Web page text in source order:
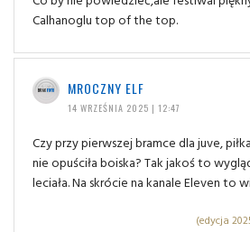
Calhanoglu top of the top.
MROCZNY ELF
14 WRZEŚNIA 2025 | 12:47
Czy przy pierwszej bramce dla juve,
nie opuściła boiska? Tak jakoś to
leciała. Na skrócie na kanale Eleven to
(edycja